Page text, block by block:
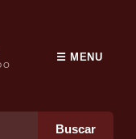
Buscar
☰ MENU